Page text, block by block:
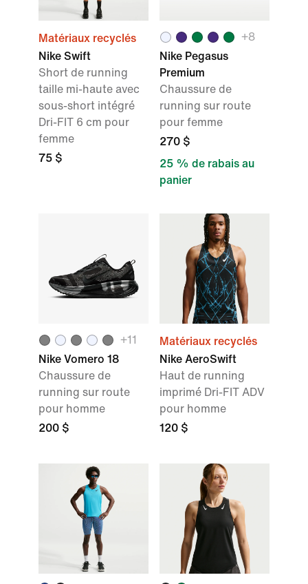
Matériaux recyclés
Nike Swift
Short de running
taille mi-haute avec
sous-short intégré
Dri-FIT 6 cm pour
femme
75 $
+8
Nike Pegasus
Premium
Chaussure de
running sur route
pour femme
270 $
25 % de rabais au
panier
+11
Nike Vomero 18
Chaussure de
running sur route
pour homme
200 $
Matériaux recyclés
Nike AeroSwift
Haut de running
imprimé Dri-FIT ADV
pour homme
120 $